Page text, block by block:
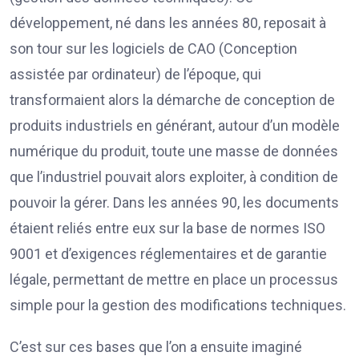
développement, né dans les années 80, reposait à
son tour sur les logiciels de CAO (Conception
assistée par ordinateur) de l’époque, qui
transformaient alors la démarche de conception de
produits industriels en générant, autour d’un modèle
numérique du produit, toute une masse de données
que l’industriel pouvait alors exploiter, à condition de
pouvoir la gérer. Dans les années 90, les documents
étaient reliés entre eux sur la base de normes ISO
9001 et d’exigences réglementaires et de garantie
légale, permettant de mettre en place un processus
simple pour la gestion des modifications techniques.
C’est sur ces bases que l’on a ensuite imaginé